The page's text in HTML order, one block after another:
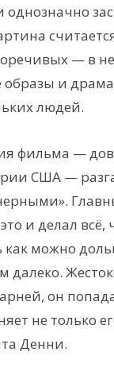
однозначно
— в
образы и
людей.
фильма —
США —
и делал всё,
как можно
далеко.
он
не только
Денни.